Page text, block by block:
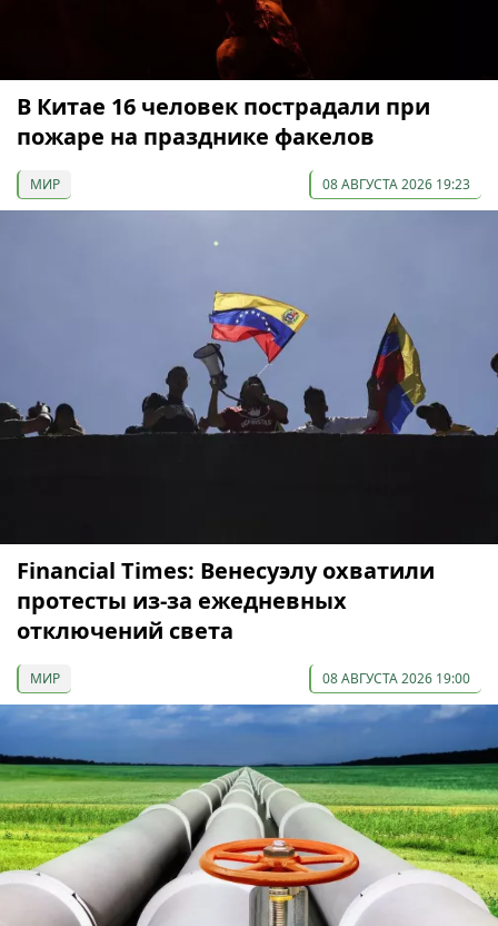
В Китае 16 человек пострадали при
пожаре на празднике факелов
МИР 08 АВГУСТА 2026 19:23
Financial Times: Венесуэлу охватили
протесты из-за ежедневных
отключений света
МИР 08 АВГУСТА 2026 19:00